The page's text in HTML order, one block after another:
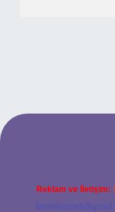
giriş
Reklam ve İletişim: